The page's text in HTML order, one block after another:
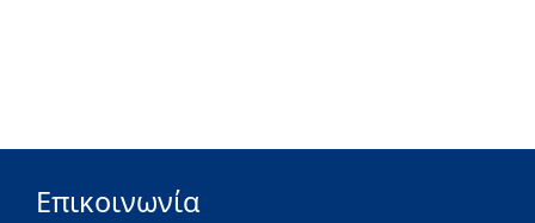
Επικοινωνία